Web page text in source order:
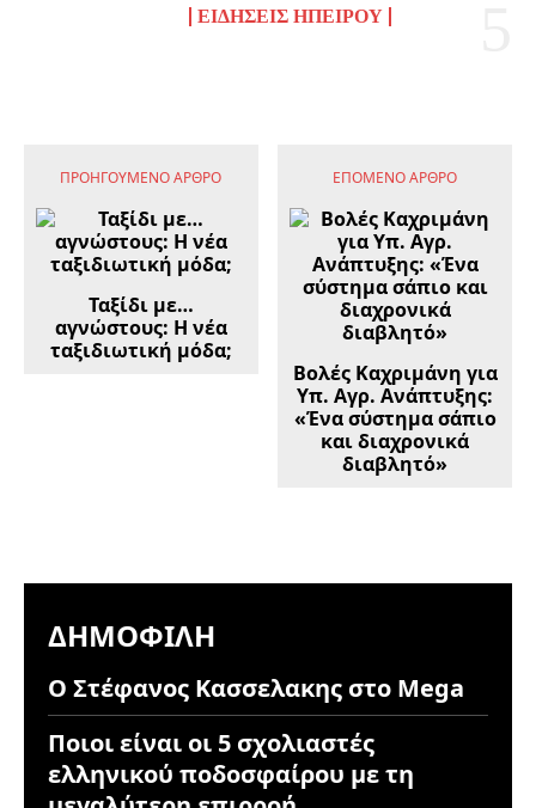
ΕΙΔΉΣΕΙΣ ΗΠΕΊΡΟΥ
ΠΡΟΗΓΟΎΜΕΝΟ ΆΡΘΡΟ
Ταξίδι με…
αγνώστους: Η νέα
ταξιδιωτική μόδα;
ΕΠΌΜΕΝΟ ΆΡΘΡΟ
Βολές Καχριμάνη για
Υπ. Αγρ. Ανάπτυξης:
«Ένα σύστημα σάπιο
και διαχρονικά
διαβλητό»
ΔΗΜΟΦΙΛΉ
Ο Στέφανος Κασσελακης στο Mega
Ποιοι είναι οι 5 σχολιαστές
ελληνικού ποδοσφαίρου με τη